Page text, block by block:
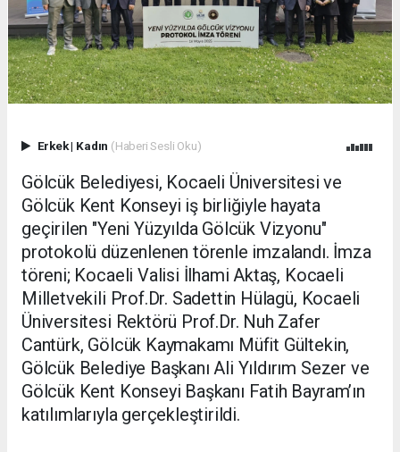
Erkek| Kadın (Haberi Sesli Oku)
Gölcük Belediyesi, Kocaeli Üniversitesi ve
Gölcük Kent Konseyi iş birliğiyle hayata
geçirilen "Yeni Yüzyılda Gölcük Vizyonu"
protokolü düzenlenen törenle imzalandı. İmza
töreni; Kocaeli Valisi İlhami Aktaş, Kocaeli
Milletvekili Prof.Dr. Sadettin Hülagü, Kocaeli
Üniversitesi Rektörü Prof.Dr. Nuh Zafer
Cantürk, Gölcük Kaymakamı Müfit Gültekin,
Gölcük Belediye Başkanı Ali Yıldırım Sezer ve
Gölcük Kent Konseyi Başkanı Fatih Bayram’ın
katılımlarıyla gerçekleştirildi.